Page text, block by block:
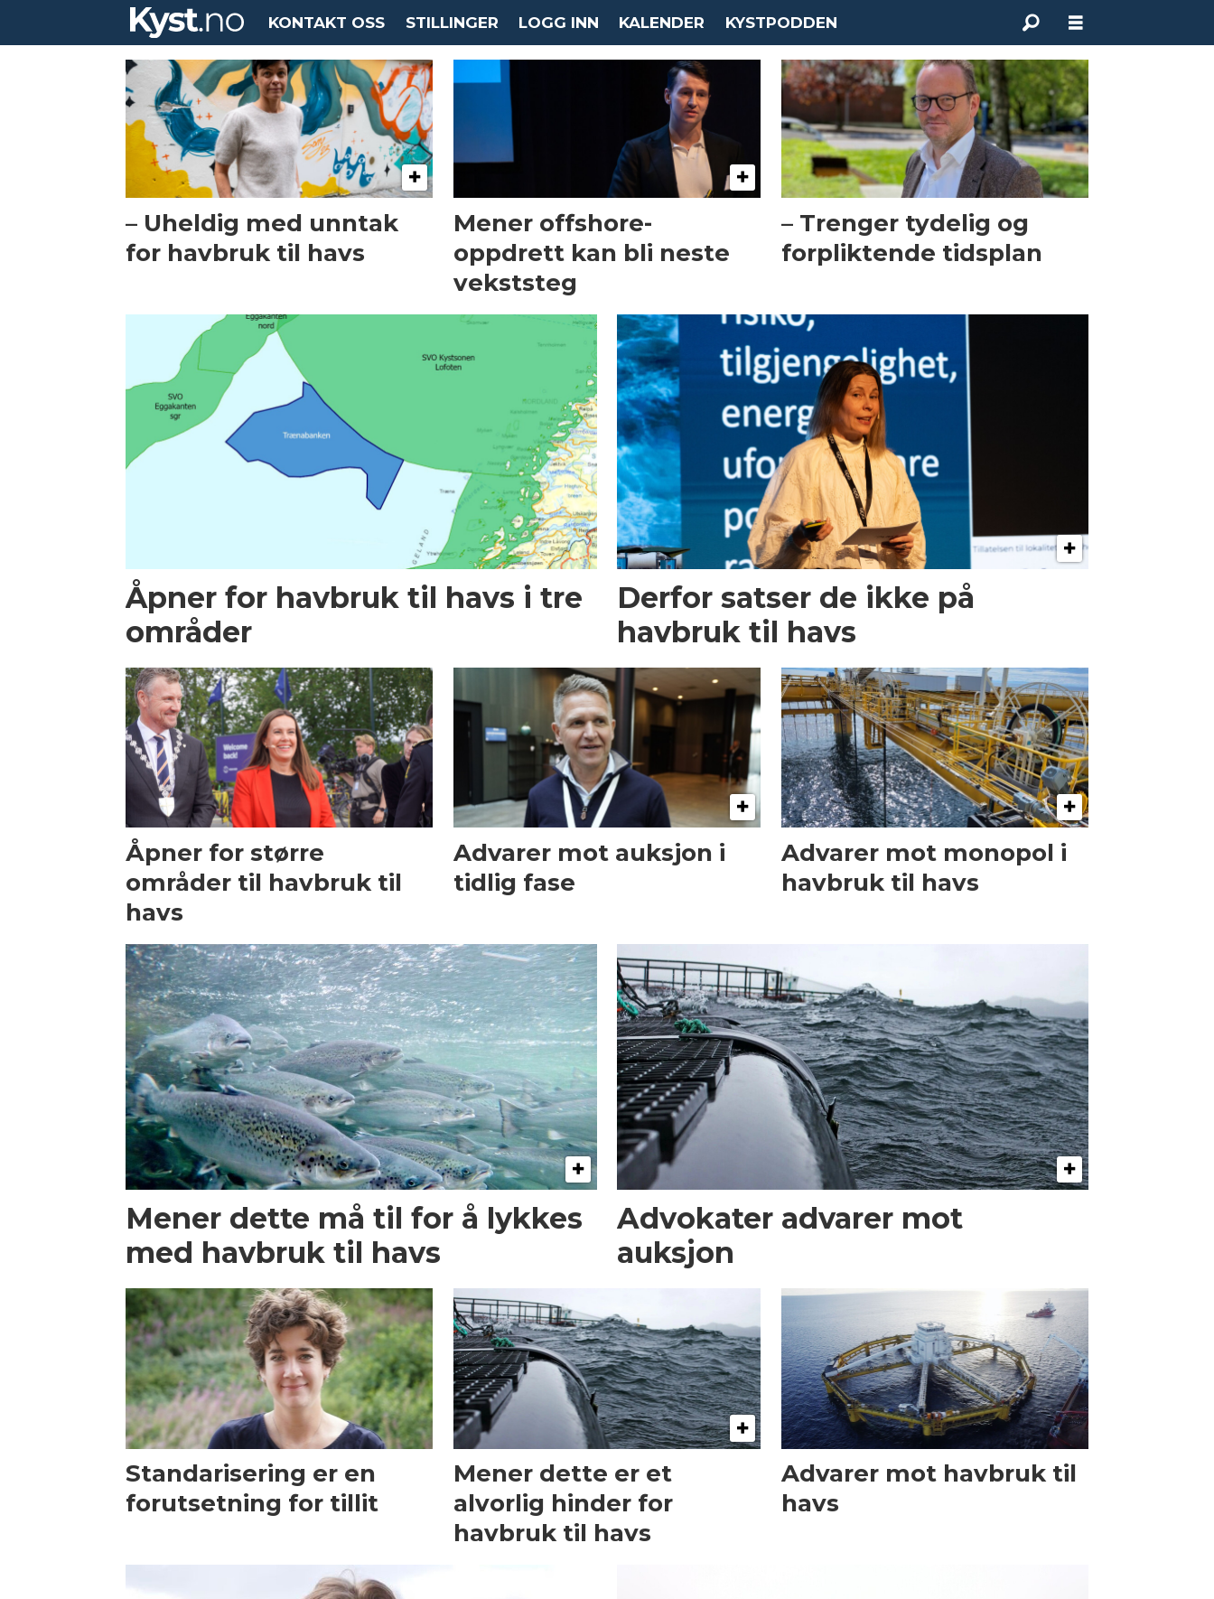
KONTAKT OSS STILLINGER LOGG INN KALENDER KYSTPODDEN
havbruk
– Uheldig med unntak
for havbruk til havs
Mener offshore-
oppdrett kan bli neste
vekststeg
– Trenger tydelig og
forpliktende tidsplan
Åpner for havbruk til havs i tre
områder
Derfor satser de ikke på
havbruk til havs
Åpner for større
områder til havbruk til
havs
Advarer mot auksjon i
tidlig fase
Advarer mot monopol i
havbruk til havs
Mener dette må til for å lykkes
med havbruk til havs
Advokater advarer mot
auksjon
Standarisering er en
forutsetning for tillit
Mener dette er et
alvorlig hinder for
havbruk til havs
Advarer mot havbruk til
havs